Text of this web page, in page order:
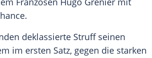
deklassierte Struff seinen
im ersten Satz, gegen die starken